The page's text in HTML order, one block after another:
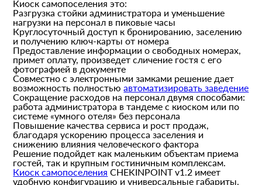
Киоск самопоселения это:
Разгрузка стойки администратора и уменьшение
нагрузки на персонал в пиковые часы
Круглосуточный доступ к бронированию, заселению
и получению ключ-карты от номера
Предоставление информации о свободных номерах,
примет оплату, произведет сличение гостя с его
фотографией в документе
Совместно с электронными замками решение дает
возможность полностьюавтоматизировать заведение
Сокращение расходов на персонал двумя способами:
работа администратора в тандеме с киоском или по
системе «умного отеля» без персонала
Повышение качества сервиса и рост продаж,
благодаря ускорению процесса заселения и
снижению влияния человеческого фактора
Решение подойдет как маленьким объектам приема
гостей, так и крупным гостиничным комплексам.
Киоск самопоселения CHEKINPOINT v1.2 имеет
удобную конфигурацию и универсальные габариты.